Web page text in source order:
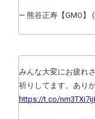
— 熊谷正寿【GMO】
みんな大変にお疲れ
祈りしてます。あり
https://t.co/